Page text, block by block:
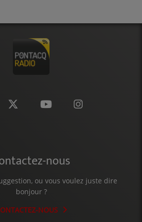
nous
ou vous voulez juste dire
bonjour ?
NOUS